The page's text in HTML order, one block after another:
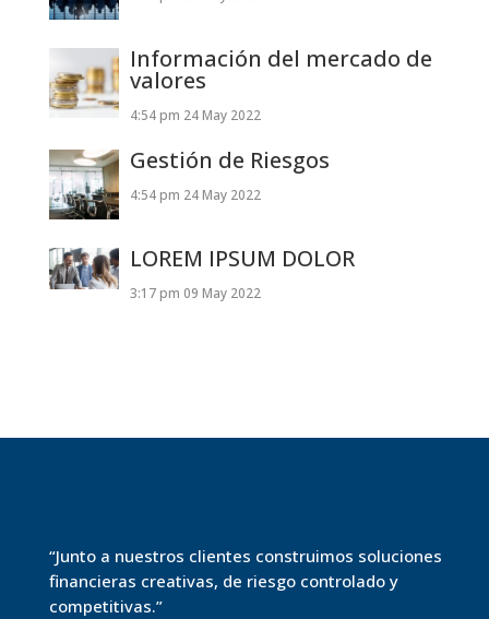
Información del mercado de
valores
4:54 pm 24 May 2022
Gestión de Riesgos
4:54 pm 24 May 2022
LOREM IPSUM DOLOR
3:17 pm 09 May 2022
“Junto a nuestros clientes construimos soluciones
financieras creativas, de riesgo controlado y
competitivas.”